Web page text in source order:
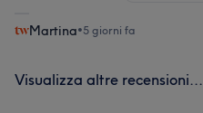
Martina•5 giorni fa
Visualizza altre recensioni...